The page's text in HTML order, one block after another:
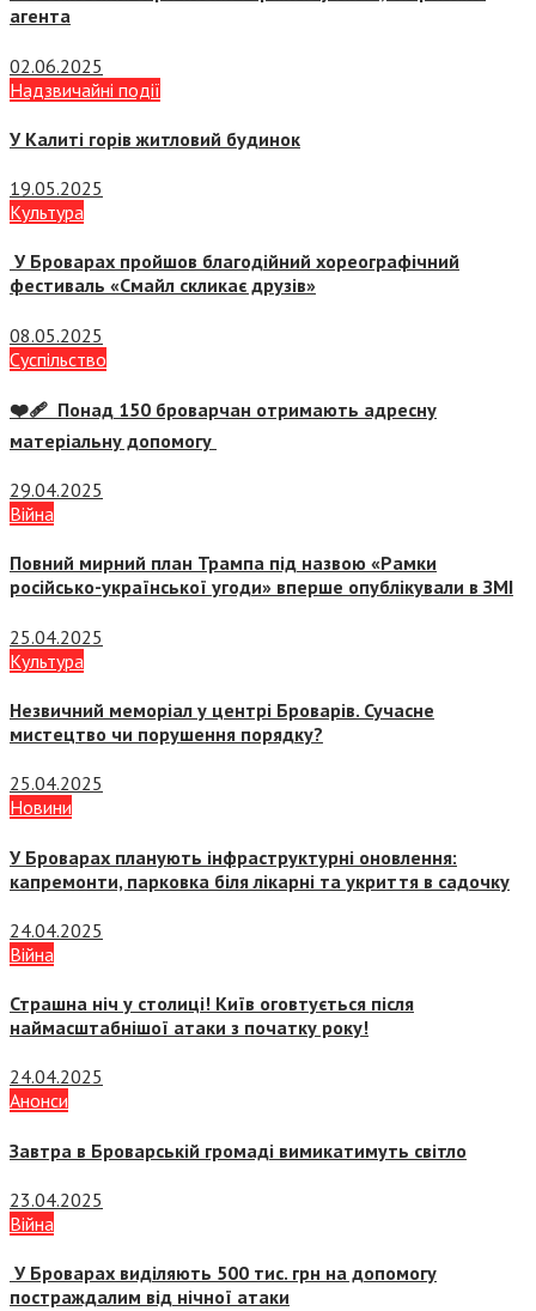
агента
02.06.2025
Надзвичайні події
У Калиті горів житловий будинок
19.05.2025
Культура
У Броварах пройшов благодійний хореографічний
фестиваль «Смайл скликає друзів»
08.05.2025
Суспiльство
❤️‍🩹 Понад 150 броварчан отримають адресну
матеріальну допомогу
29.04.2025
Війна
Повний мирний план Трампа під назвою «‎Рамки
російсько-української угоди» вперше опублікували в ЗМІ
25.04.2025
Культура
Незвичний меморіал у центрі Броварів. Сучасне
мистецтво чи порушення порядку?
25.04.2025
Новини
У Броварах планують інфраструктурні оновлення:
капремонти, парковка біля лікарні та укриття в садочку
24.04.2025
Війна
Страшна ніч у столиці! Київ оговтується після
наймасштабнішої атаки з початку року!
24.04.2025
Анонси
Завтра в Броварській громаді вимикатимуть світло
23.04.2025
Війна
У Броварах виділяють 500 тис. грн на допомогу
постраждалим від нічної атаки